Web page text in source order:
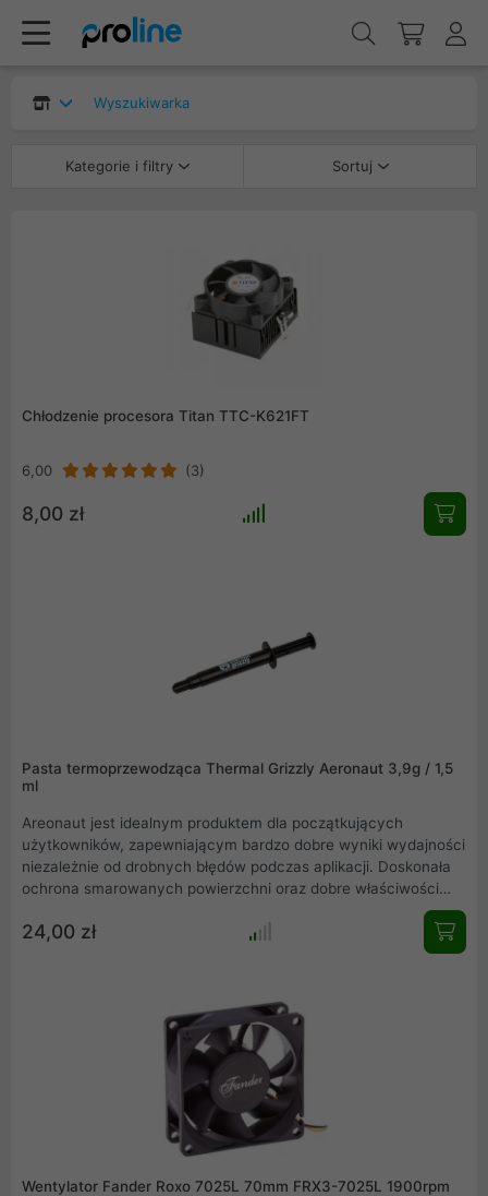
Wyszukiwarka
Kategorie i filtry Sortuj
Chłodzenie procesora Titan TTC-K621FT
6,00 (3)
8,00 zł
Pasta termoprzewodząca Thermal Grizzly Aeronaut 3,9g / 1,5
ml
Areonaut jest idealnym produktem dla początkujących
użytkowników, zapewniającym bardzo dobre wyniki wydajności
niezależnie od drobnych błędów podczas aplikacji. Doskonała
ochrona smarowanych powierzchni oraz dobre właściwości
wyborem dla użytkowników chcących zoptymalizować
wydajność swojego układu chłodzącego w sprytne sposób.
24,00 zł
Wentylator Fander Roxo 7025L 70mm FRX3-7025L 1900rpm